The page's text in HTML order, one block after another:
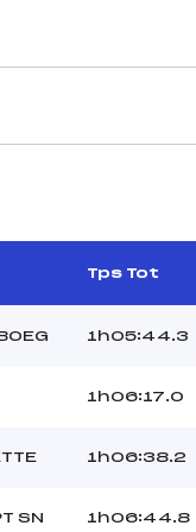
Tps Tot
1h05:44.3
1h06:17.0
1h06:38.2
SN 1h06:44.8